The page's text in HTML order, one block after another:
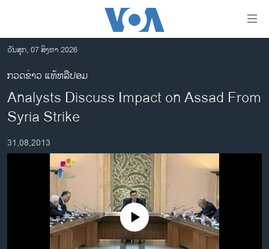
ເຂົ້າ
ຫາ
ຂ້າມ
ຂ້າມ
ຂ້າມ
ໄປ
ຫາ
ຊອກ
ອາເມຣິກາ
ການເລືອກຕັ້ງ ປະທານາທີບໍດີ ສະຫະລັດ 2024
ຂ່າວ​ຈີນ
ອິດສະຫຼະພາບດ້ານການຂ່າວ
ຊີວິດຊາວລາວ
ວັນສຸກ, 07 ສິງຫາ 2026
ກວດຂ່າວ ແທ້ຫລືປອມ
Analysts Discuss Impact on Assad From
Syria Strike
31,08,2013
No media source currently available